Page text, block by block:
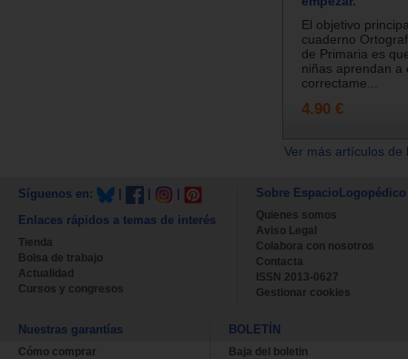
El objetivo
cuaderno
de Primaria es
niñas aprendan a
correctame...
4.90 €
Ver más artículos
Síguenos en:
Enlaces rápidos a temas de interés
Tienda
Bolsa de trabajo
Actualidad
Cursos y congresos
Sobre EspacioLogopédico
Quienes somos
Aviso Legal
Colabora con nosotros
Contacta
ISSN 2013-0627
Gestionar cookies
Nuestras garantías
Cómo comprar
BOLETÍN
Baja del boletin